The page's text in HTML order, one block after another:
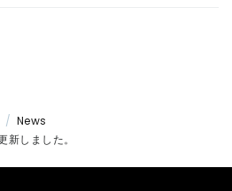
News
新しました。